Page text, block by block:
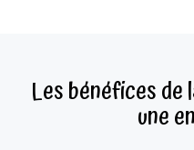
Les bénéfices de
une